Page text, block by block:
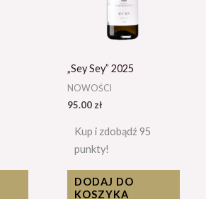
„Sey Sey” 2025
NOWOŚCI
95.00 zł
Kup i zdobądź 95
punkty!
DODAJ DO
KOSZYKA